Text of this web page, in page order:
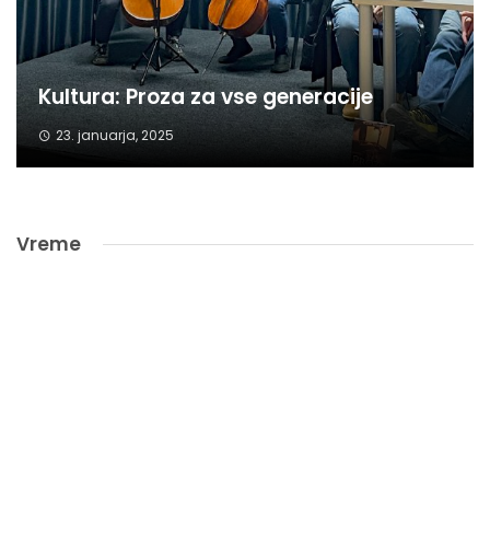
Kultura: Proza za vse generacije
23. januarja, 2025
Vreme